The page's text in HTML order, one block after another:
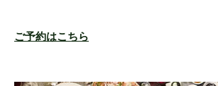
ご予約はこちら